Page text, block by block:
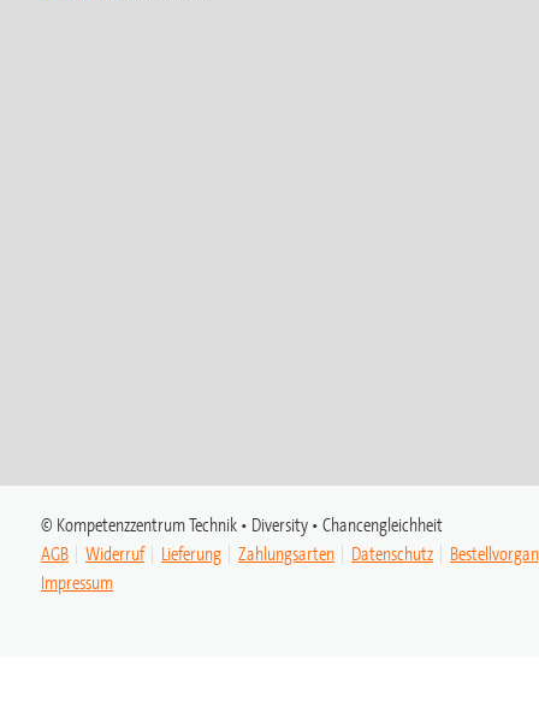
© Kompetenzzentrum Technik • Diversity • Chancengleichheit
AGB
Widerruf Lieferung Zahlungsarten Datenschutz
Impressum